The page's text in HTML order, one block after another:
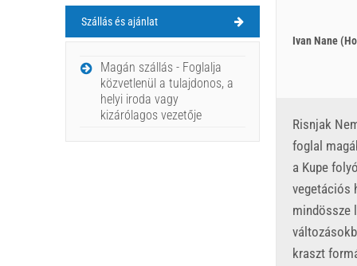
Ivan Nane
Risnjak
foglal
a Kupe
vegetációs
mindössze
kraszt
Szállás és ajánlat
Magán szállás - Foglalja
közvetlenül a tulajdonos, a
helyi iroda vagy
kizárólagos vezetője